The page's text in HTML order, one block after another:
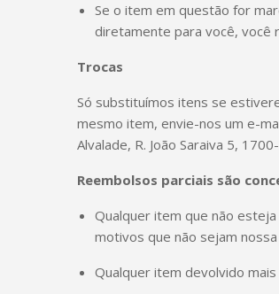
Se o item em questão for
diretamente para você, você
Trocas
Só substituímos itens se
mesmo item, envie-nos um e-
Alvalade, R. João Saraiva 5,
Reembolsos parciais são
Qualquer item que não
motivos que não sejam nossa
Qualquer item devolvido